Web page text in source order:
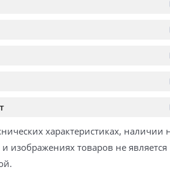
характеристиках, наличии
и изображениях товаров не является